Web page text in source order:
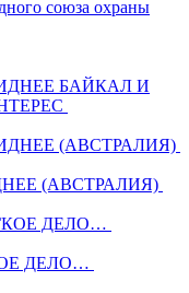
союза охраны
БАЙКАЛ И
(АВСТРАЛИЯ)
ДЕЛО…